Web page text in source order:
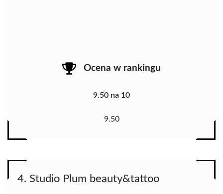
Ocena w rankingu
9.50 na 10
9.50
4. Studio Plum beauty&tattoo